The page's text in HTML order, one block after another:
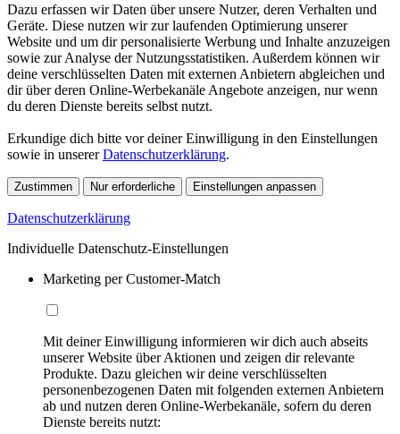
Dazu erfassen wir Daten über unsere Nutzer, deren Verhalten und
Geräte. Diese nutzen wir zur laufenden Optimierung unserer
Website und um dir personalisierte Werbung und Inhalte anzuzeigen
sowie zur Analyse der Nutzungsstatistiken. Außerdem können wir
deine verschlüsselten Daten mit externen Anbietern abgleichen und
dir über deren Online-Werbekanäle Angebote anzeigen, nur wenn
du deren Dienste bereits selbst nutzt.
Erkundige dich bitte vor deiner Einwilligung in den Einstellungen
sowie in unsererDatenschutzerklärung.
Zustimmen Nur erforderliche Einstellungen anpassen
Datenschutzerklärung
Individuelle Datenschutz-Einstellungen
Marketing per Customer-Match
Mit deiner Einwilligung informieren wir dich auch abseits
unserer Website über Aktionen und zeigen dir relevante
Produkte. Dazu gleichen wir deine verschlüsselten
personenbezogenen Daten mit folgenden externen Anbietern
ab und nutzen deren Online-Werbekanäle, sofern du deren
Dienste bereits nutzt: